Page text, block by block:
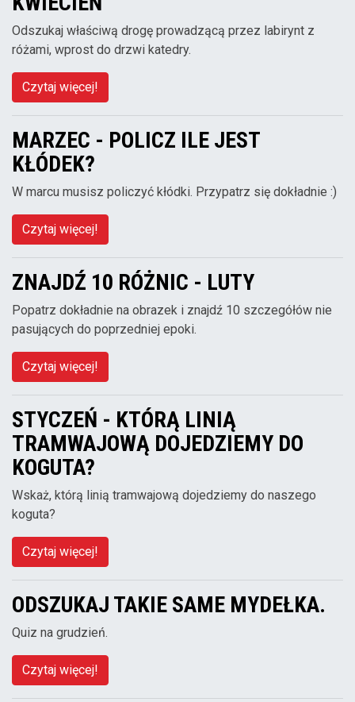
Odszukaj właściwą drogę prowadzącą przez labirynt z
różami, wprost do drzwi katedry.
Czytaj więcej!
MARZEC - POLICZ ILE JEST
KŁÓDEK?
W marcu musisz policzyć kłódki. Przypatrz się dokładnie :)
Czytaj więcej!
ZNAJDŹ 10 RÓŻNIC - LUTY
Popatrz dokładnie na obrazek i znajdź 10 szczegółów nie
pasujących do poprzedniej epoki.
Czytaj więcej!
STYCZEŃ - KTÓRĄ LINIĄ
TRAMWAJOWĄ DOJEDZIEMY DO
KOGUTA?
Wskaż, którą linią tramwajową dojedziemy do naszego
koguta?
Czytaj więcej!
ODSZUKAJ TAKIE SAME MYDEŁKA.
Quiz na grudzień.
Czytaj więcej!